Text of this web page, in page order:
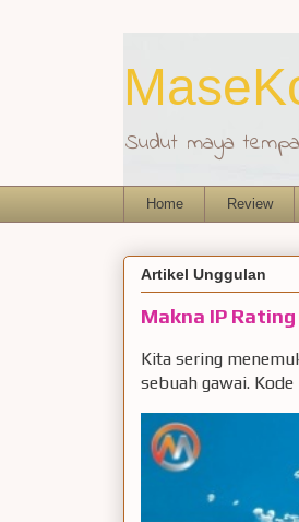
Sudut maya
Home Review
Artikel Unggulan
Makna IP
Kita sering
sebuah gawai.